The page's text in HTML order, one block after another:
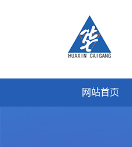
网站首页